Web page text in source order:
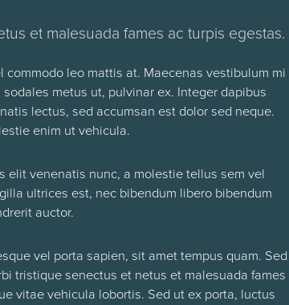
et malesuada fames ac turpis egestas.
leo mattis at. Maecenas vestibulum mi
metus ut, pulvinar ex. Integer dapibus
lectus, sed accumsan est dolor sed neque.
enim ut vehicula.
elit venenatis nunc, a molestie tellus sem vel
ultrices est, nec bibendum libero bibendum
auctor.
vel porta sapien, sit amet tempus quam. Sed
tristique senectus et netus et malesuada fames
vitae vehicula lobortis. Sed ut ex porta, luctus